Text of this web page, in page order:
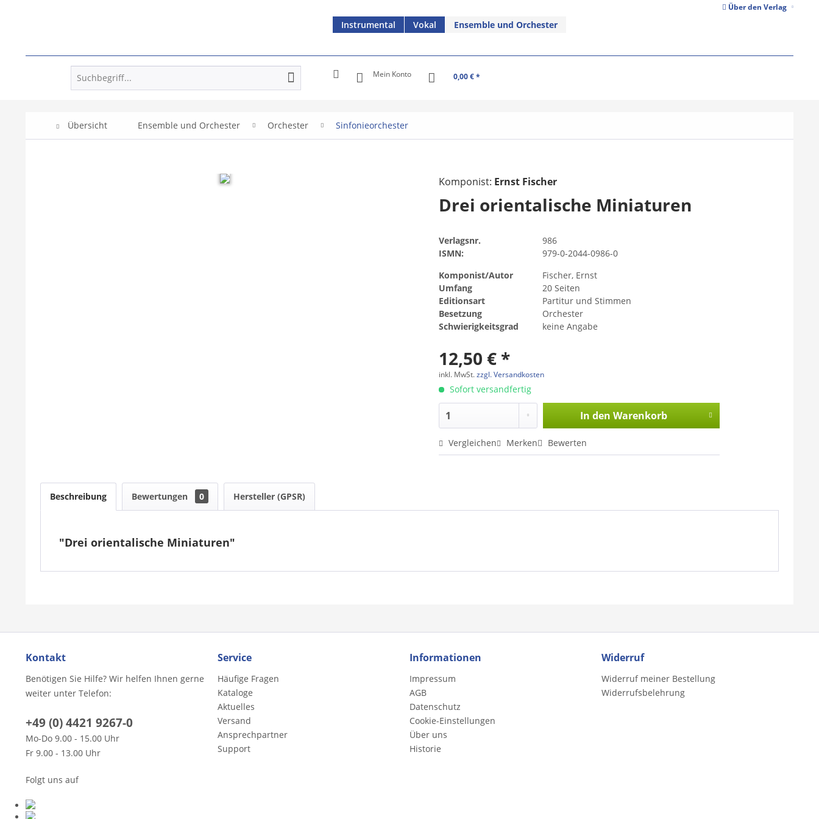
Über den Verlag
Instrumental Vokal Ensemble und Orchester
Mein Konto 0,00 € *
Übersicht Ensemble und Orchester Orchester Sinfonieorchester
Komponist: Ernst Fischer
Drei orientalische Miniaturen
Verlagsnr.
986
ISMN:
979-0-2044-0986-0
Komponist/Autor
Fischer, Ernst
Umfang
20 Seiten
Editionsart
Partitur und Stimmen
Besetzung
Orchester
Schwierigkeitsgrad
keine Angabe
12,50 € *
inkl. MwSt.zzgl. Versandkosten
Sofort versandfertig
In den Warenkorb
Vergleichen Merken Bewerten
Beschreibung Bewertungen 0 Hersteller (GPSR)
"Drei orientalische Miniaturen"
Kontakt
Benötigen Sie Hilfe? Wir helfen Ihnen gerne
weiter unter Telefon:
+49 (0) 4421 9267-0
Mo-Do 9.00 - 15.00 Uhr
Fr 9.00 - 13.00 Uhr
Folgt uns auf
Service
Häufige Fragen
Kataloge
Aktuelles
Versand
Ansprechpartner
Support
Informationen
Impressum
AGB
Datenschutz
Cookie-Einstellungen
Über uns
Historie
Widerruf
Widerruf meiner Bestellung
Widerrufsbelehrung